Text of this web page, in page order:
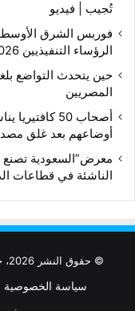
تُجيب | فيديو
فوربس الشرق
الرؤساء التنفيذيين 2026
حين يتحدث التواضع
المصريين
أصحاب 50
أوضاعهم بعد غلق
معرض”السعودية تصنع
الناشئة في قطاعات
© حقوق النشر 2026، جميع الحقوق محفوظة |
سياسة الخصوصية